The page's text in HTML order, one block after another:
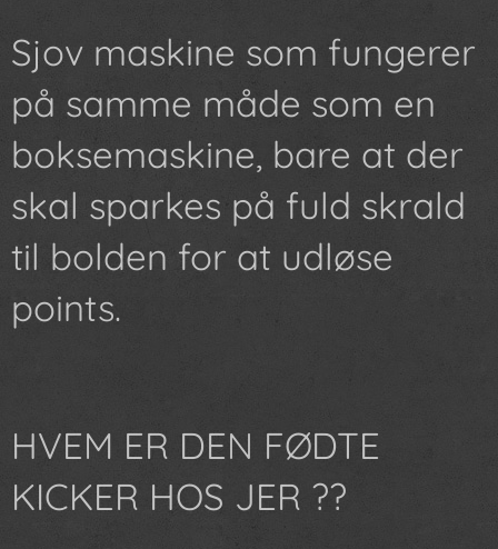
Sjov maskine som fungerer
på samme måde som en
boksemaskine, bare at der
skal sparkes på fuld skrald
til bolden for at udløse
points.
HVEM ER DEN FØDTE
KICKER HOS JER ??